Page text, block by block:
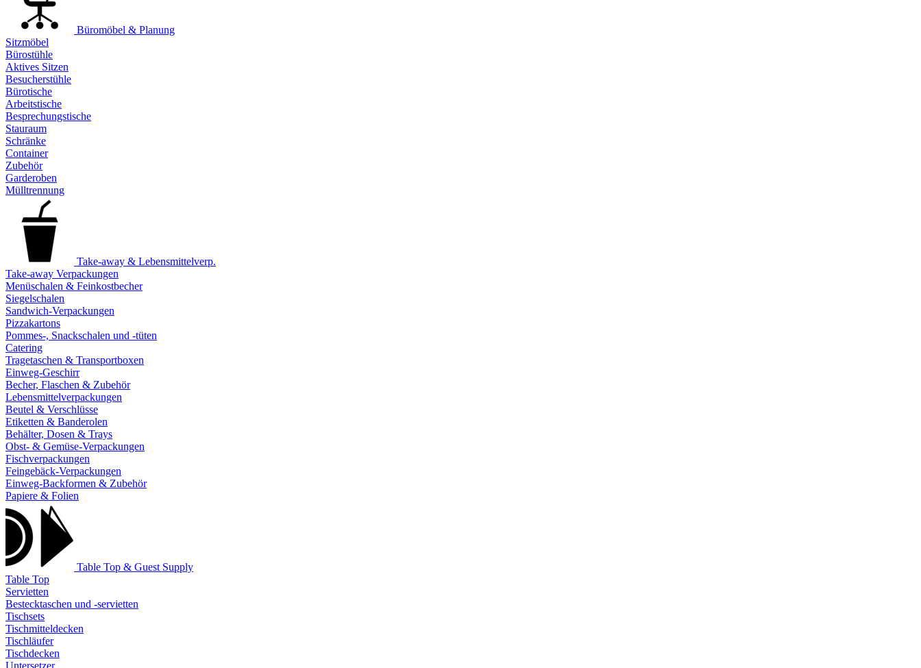
Büromöbel & Planung
Sitzmöbel
Bürostühle
Aktives Sitzen
Besucherstühle
Bürotische
Arbeitstische
Besprechungstische
Stauraum
Schränke
Container
Zubehör
Garderoben
Mülltrennung
Take-away & Lebensmittelverp.
Take-away Verpackungen
Menüschalen & Feinkostbecher
Siegelschalen
Sandwich-Verpackungen
Pizzakartons
Pommes-, Snackschalen und -tüten
Catering
Tragetaschen & Transportboxen
Einweg-Geschirr
Becher, Flaschen & Zubehör
Lebensmittelverpackungen
Beutel & Verschlüsse
Etiketten & Banderolen
Behälter, Dosen & Trays
Obst- & Gemüse-Verpackungen
Fischverpackungen
Feingebäck-Verpackungen
Einweg-Backformen & Zubehör
Papiere & Folien
Table Top & Guest Supply
Table Top
Servietten
Bestecktaschen und -servietten
Tischsets
Tischmitteldecken
Tischläufer
Tischdecken